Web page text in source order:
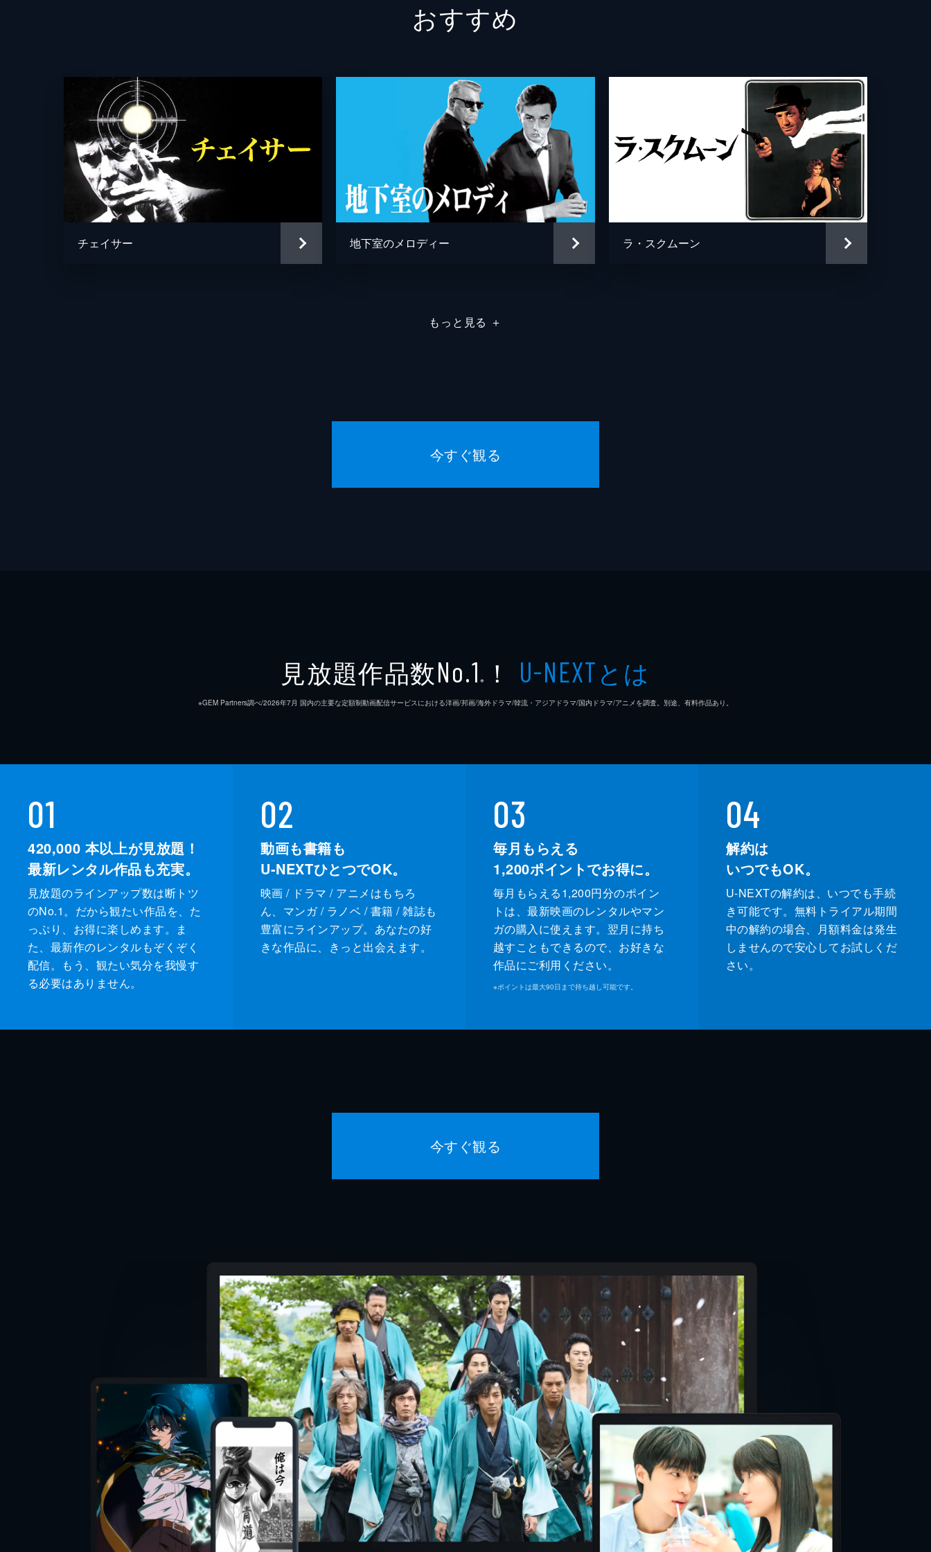
カザノフ警部
監督
脚本 パスカル・ジャルダン
音楽
おすすめ
チェイサー 地下室のメロディー ラ・スクムーン
もっと見る ＋
今すぐ観る
見放題作品数No.1 ※ ！ U-NEXTとは
※GEM Partners調べ/2026年7⽉ 国内の主要な定額制動画配信サービスにおける洋画/邦画/海外ドラマ/韓流・アジアドラマ/国内ドラマ/アニメを調査。別途、有料作品あり。
01
420,000 本以上が見放題！
最新レンタル作品も充実。
見放題のラインアップ数は断トツ
のNo.1。だから観たい作品を、た
っぷり、お得に楽しめます。ま
た、最新作のレンタルもぞくぞく
配信。もう、観たい気分を我慢す
る必要はありません。
02
動画も書籍も
U-NEXTひとつでOK。
映画 / ドラマ / アニメはもちろ
ん、マンガ / ラノベ / 書籍 / 雑誌も
豊富にラインアップ。あなたの好
きな作品に、きっと出会えます。
03
毎月もらえる
1,200ポイントでお得に。
毎月もらえる1,200円分のポイン
トは、最新映画のレンタルやマン
ガの購入に使えます。翌月に持ち
越すこともできるので、お好きな
作品にご利用ください。
※ポイントは最大90日まで持ち越し可能です。
04
解約は
いつでもOK。
U-NEXTの解約は、いつでも手続
き可能です。無料トライアル期間
中の解約の場合、月額料金は発生
しませんので安心してお試しくだ
さい。
今すぐ観る